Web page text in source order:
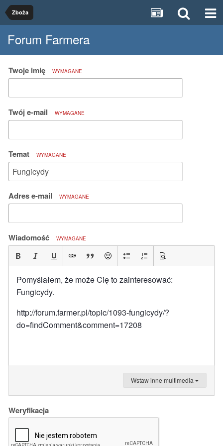
Zboża
Forum Farmera
Twoje imię WYMAGANE
Twój e-mail WYMAGANE
Temat WYMAGANE
Adres e-mail WYMAGANE
Wiadomość WYMAGANE
Pomyślałem, że może Cię to zainteresować:
Fungicydy.
http://forum.farmer.pl/topic/1093-fungicydy/?
do=findComment&comment=17208
Wstaw inne multimedia
Weryfikacja